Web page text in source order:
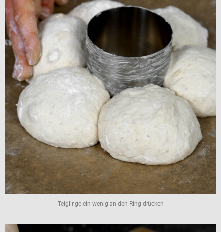
Teiglinge ein wenig an den Ring drücken